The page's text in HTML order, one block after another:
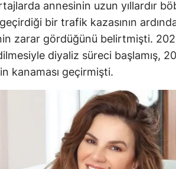
Kahramanmaraş
annesinin uzun yıllardır
bir trafik kazasının
zarar gördüğünü belirtmişti.
diyaliz süreci başlamış,
kanaması geçirmişti.